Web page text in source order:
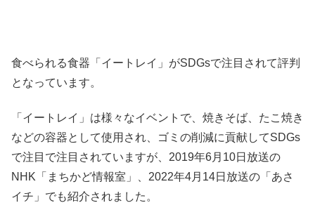
食べられる食器「イートレイ」がSDGsで注目されて評判
となっています。
「イートレイ」は様々なイベントで、焼きそば、たこ焼き
などの容器として使用され、ゴミの削減に貢献してSDGs
で注目で注目されていますが、2019年6月10日放送の
NHK「まちかど情報室」、2022年4月14日放送の「あさ
イチ」でも紹介されました。